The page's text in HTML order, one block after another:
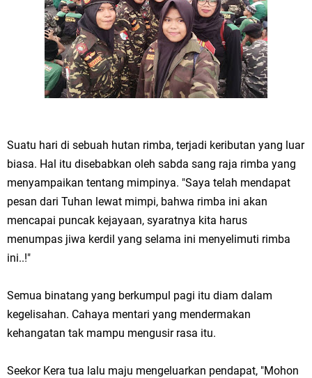
Suatu hari di sebuah hutan rimba, terjadi keributan yang luar
biasa. Hal itu disebabkan oleh sabda sang raja rimba yang
menyampaikan tentang mimpinya. "Saya telah mendapat
pesan dari Tuhan lewat mimpi, bahwa rimba ini akan
mencapai puncak kejayaan, syaratnya kita harus
menumpas jiwa kerdil yang selama ini menyelimuti rimba
ini..!"
Semua binatang yang berkumpul pagi itu diam dalam
kegelisahan. Cahaya mentari yang mendermakan
kehangatan tak mampu mengusir rasa itu.
Seekor Kera tua lalu maju mengeluarkan pendapat, "Mohon